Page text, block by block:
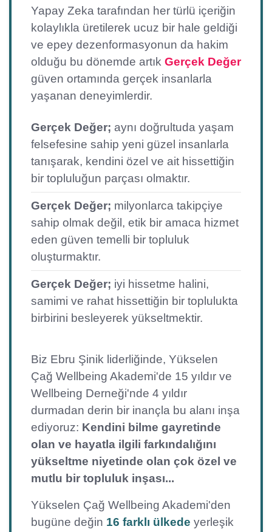
Yapay Zeka tarafından her türlü içeriğin
kolaylıkla üretilerek ucuz bir hale geldiği
ve epey dezenformasyonun da hakim
olduğu bu dönemde artık Gerçek Değer
güven ortamında gerçek insanlarla
yaşanan deneyimlerdir.
Gerçek Değer; aynı doğrultuda yaşam
felsefesine sahip yeni güzel insanlarla
tanışarak, kendini özel ve ait hissettiğin
bir topluluğun parçası olmaktır.
Gerçek Değer; milyonlarca takipçiye
sahip olmak değil, etik bir amaca hizmet
eden güven temelli bir topluluk
oluşturmaktır.
Gerçek Değer; iyi hissetme halini,
samimi ve rahat hissettiğin bir toplulukta
birbirini besleyerek yükseltmektir.
Biz Ebru Şinik liderliğinde, Yükselen
Çağ Wellbeing Akademi'de 15 yıldır ve
Wellbeing Derneği'nde 4 yıldır
durmadan derin bir inançla bu alanı inşa
ediyoruz: Kendini bilme gayretinde
olan ve hayatla ilgili farkındalığını
yükseltme niyetinde olan çok özel ve
mutlu bir topluluk inşası...
Yükselen Çağ Wellbeing Akademi'den
bugüne değin 16 farklı ülkede yerleşik